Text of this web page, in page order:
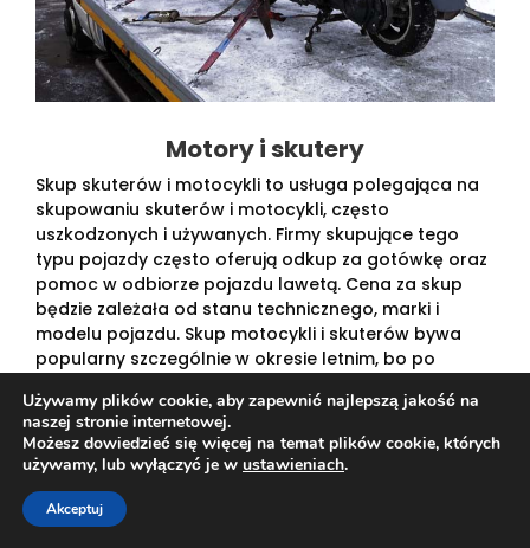
Motory i skutery
Skup skuterów i motocykli to usługa polegająca na
skupowaniu skuterów i motocykli, często
uszkodzonych i używanych. Firmy skupujące tego
typu pojazdy często oferują odkup za gotówkę oraz
pomoc w odbiorze pojazdu lawetą. Cena za skup
będzie zależała od stanu technicznego, marki i
modelu pojazdu. Skup motocykli i skuterów bywa
popularny szczególnie w okresie letnim, bo po
swojego pojazdu uciekając w ten sposób od
kosztów serwisu.
Używamy plików cookie, aby zapewnić najlepszą jakość na
naszej stronie internetowej.
Możesz dowiedzieć się więcej na temat plików cookie, których
używamy, lub wyłączyć je w ustawieniach.
Akceptuj